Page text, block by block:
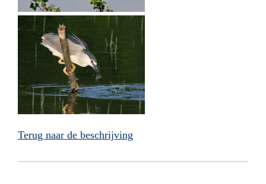
Terug naar de beschrijving